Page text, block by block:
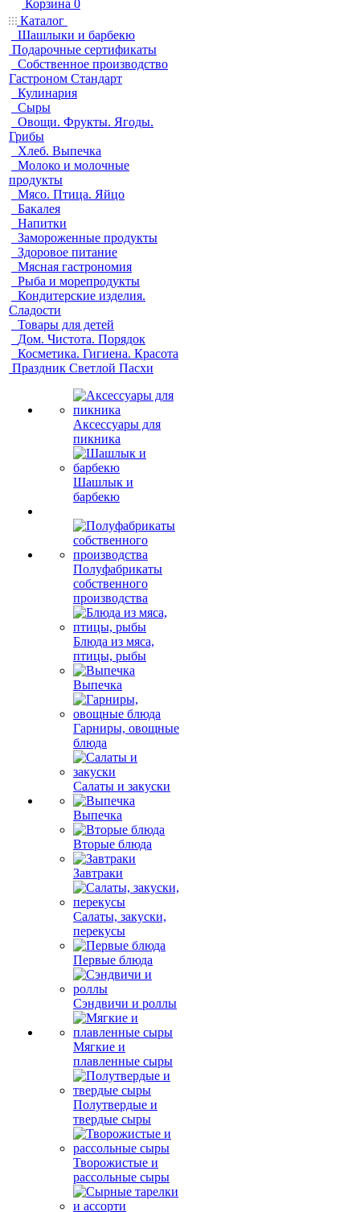
Корзина 0
Каталог
Шашлыки и барбекю
Подарочные сертификаты
Собственное производство
Гастроном Стандарт
Кулинария
Сыры
Овощи. Фрукты. Ягоды.
Грибы
Хлеб. Выпечка
Молоко и молочные
продукты
Мясо. Птица. Яйцо
Бакалея
Напитки
Замороженные продукты
Здоровое питание
Мясная гастрономия
Рыба и морепродукты
Кондитерские изделия.
Сладости
Товары для детей
Дом. Чистота. Порядок
Косметика. Гигиена. Красота
Праздник Светлой Пасхи
Аксессуары для
пикника
Шашлык и
барбекю
Полуфабрикаты
собственного
производства
Блюда из мяса,
птицы, рыбы
Выпечка
Гарниры, овощные
блюда
Салаты и закуски
Выпечка
Вторые блюда
Завтраки
Салаты, закуски,
перекусы
Первые блюда
Сэндвичи и роллы
Мягкие и
плавленные сыры
Полутвердые и
твердые сыры
Творожистые и
рассольные сыры